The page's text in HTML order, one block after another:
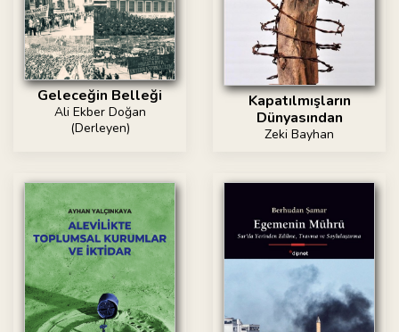
Geleceğin Belleği
Ali Ekber Doğan
(Derleyen)
Kapatılmışların
Dünyasından
Zeki Bayhan